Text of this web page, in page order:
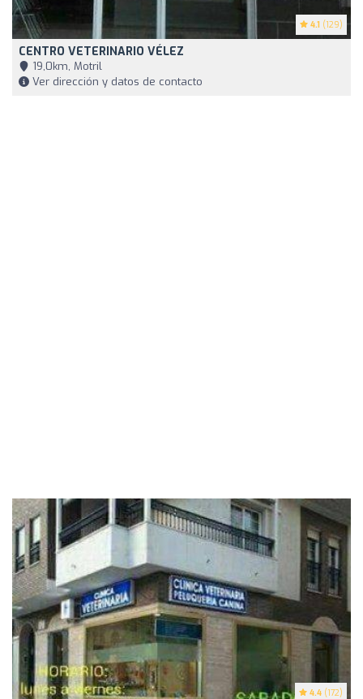
4.1 (129)
CENTRO VETERINARIO VÉLEZ
19,0km, Motril
Ver dirección y datos de contacto
4.4 (172)